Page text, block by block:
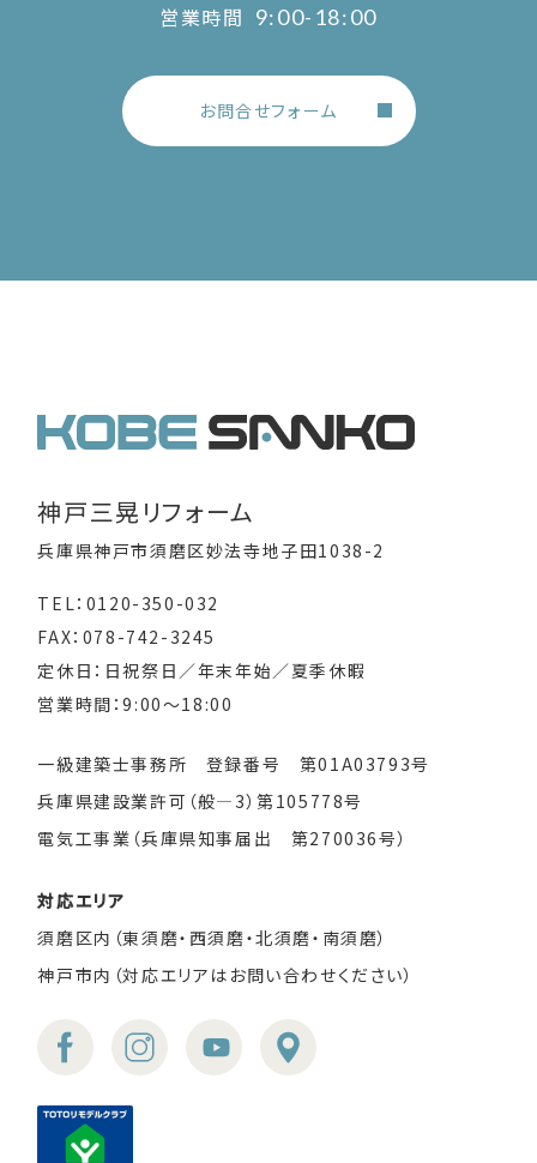
営業時間 9:00-18:00
お問合せフォーム
神戸三晃リフォーム
兵庫県神戸市須磨区妙法寺地子田1038-2
TEL：0120-350-032
FAX：078-742-3245
定休日：日祝祭日／年末年始／夏季休暇
営業時間：9:00～18:00
一級建築士事務所 登録番号 第01A03793号
兵庫県建設業許可（般―3）第105778号
電気工事業（兵庫県知事届出 第270036号）
対応エリア
須磨区内（東須磨・西須磨・北須磨・南須磨）
神戸市内（対応エリアはお問い合わせください）